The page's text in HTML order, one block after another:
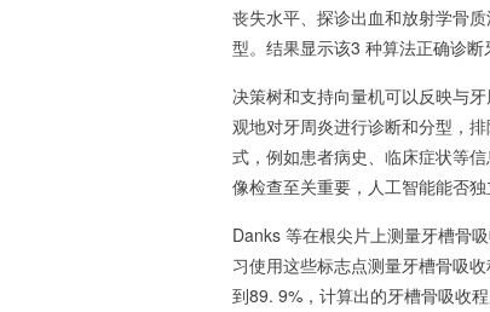
丧失水平、探诊出血和放射学骨
型。结果显示该3 种算法正确诊断
决策树和支持向量机可以反映与
观地对牙周炎进行诊断和分型，
式，例如患者病史、临床症状等
像检查至关重要，人工智能能否
Danks 等在根尖片上测量牙槽骨
习使用这些标志点测量牙槽骨吸
到89. 9%，计算出的牙槽骨吸收